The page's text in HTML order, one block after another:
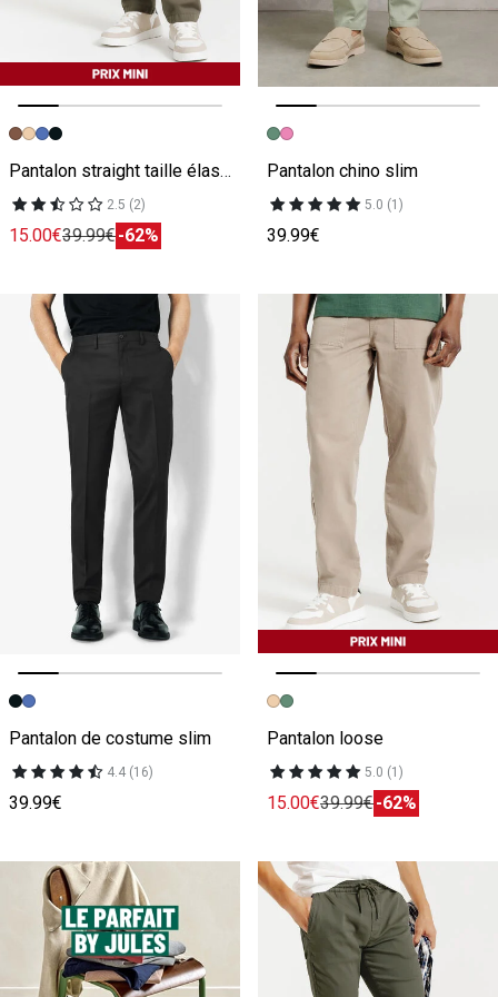
Image précédente
Image suivante
Pantalon straight taille élastiquée
2.5 (2)
15.00€39.99€-62%
Image précédente
Image suivante
Pantalon chino slim
5.0 (1)
39.99€
Image précédente
Image suivante
Pantalon de costume slim
4.4 (16)
39.99€
Image précédente
Image suivante
Pantalon loose
5.0 (1)
15.00€39.99€-62%